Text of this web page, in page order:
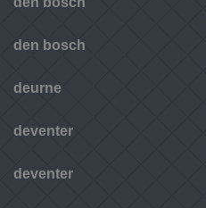
den bosch
deurne
deventer
deventer